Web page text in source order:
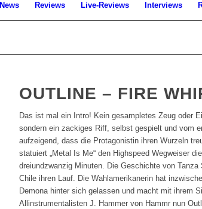
News Reviews Live-Reviews Interviews
OUTLINE – FIRE
Das ist mal ein Intro! Kein gesampletes Zeug oder
sondern ein zackiges Riff, selbst gespielt und vom
aufzeigend, dass die Protagonistin ihren Wurzeln
statuiert „Metal Is Me“ den Highspeed Wegweiser
dreiundzwanzig Minuten. Die Geschichte von Tanza
Chile ihren Lauf. Die Wahlamerikanerin hat
Demona hinter sich gelassen und macht mit ihrem
Allinstrumentalisten J. Hammer von Hammr nun